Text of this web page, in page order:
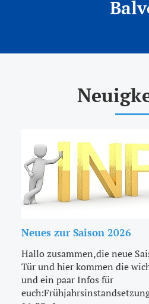
Neues zur Saison 2026
Hallo zusammen,die neue
Tür und hier kommen die
und ein paar Infos für